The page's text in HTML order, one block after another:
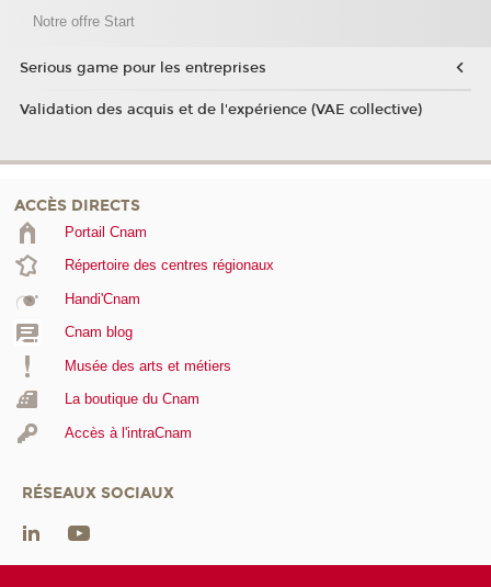
Notre offre Start
Serious game pour les entreprises
Validation des acquis et de l'expérience (VAE collective)
ACCÈS DIRECTS
Portail Cnam
Répertoire des centres régionaux
Handi'Cnam
Cnam blog
Musée des arts et métiers
La boutique du Cnam
Accès à l'intraCnam
RÉSEAUX SOCIAUX